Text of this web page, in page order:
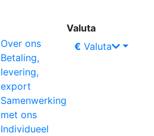
Over ons
Betaling,
levering,
export
Samenwerking
met ons
Individueel
Valuta
€ Valuta